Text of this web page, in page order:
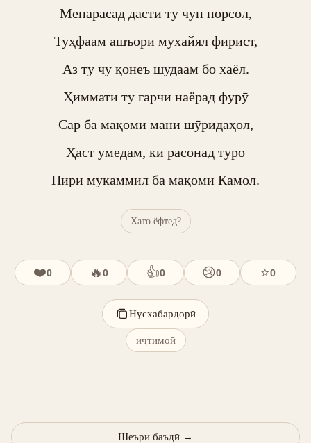
Менарасад дасти ту чун порсол,
Туҳфаам ашъори мухайял фирист,
Аз ту чу қонеъ шудаам бо хаёл.
Ҳиммати ту гарчи наёрад фурӯ
Сар ба мақоми мани шӯридаҳол,
Ҳаст умедам, ки расонад туро
Пири мукаммил ба мақоми Камол.
Хато ёфтед?
❤️0 🔥0 👍0 😢0 ⭐0
Нусхабардорӣ
иҷтимоӣ
Шеъри баъдӣ →